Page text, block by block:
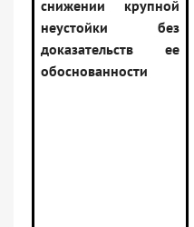
снижении крупной
неустойки без
доказательств ее
обоснованности